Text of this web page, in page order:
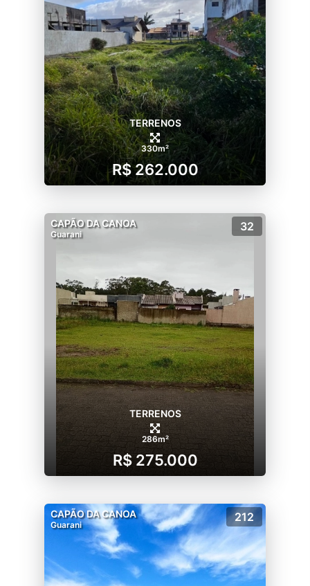
TERRENOS
330m²
R$ 262.000
CAPÃO DA CANOA
Guarani
32
TERRENOS
286m²
R$ 275.000
CAPÃO DA CANOA
Guarani
212